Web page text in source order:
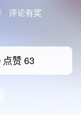
评论有奖
点赞63